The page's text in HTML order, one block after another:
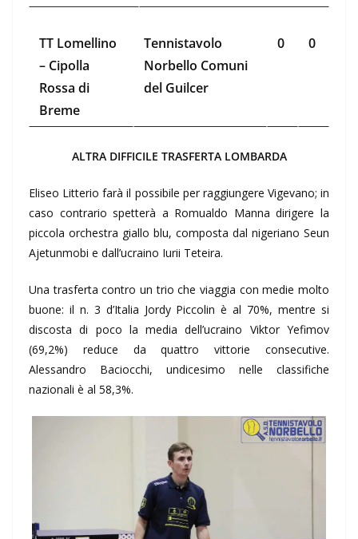
TT Lomellino
– Cipolla
Rossa di
Breme
Tennistavolo
Norbello Comuni
del Guilcer
0 0
ALTRA DIFFICILE TRASFERTA LOMBARDA
Eliseo Litterio farà il possibile per raggiungere Vigevano; in
caso contrario spetterà a Romualdo Manna dirigere la
piccola orchestra giallo blu, composta dal nigeriano Seun
Ajetunmobi e dall’ucraino Iurii Teteira.
Una trasferta contro un trio che viaggia con medie molto
buone: il n. 3 d’Italia Jordy Piccolin è al 70%, mentre si
discosta di poco la media dell’ucraino Viktor Yefimov
(69,2%) reduce da quattro vittorie consecutive.
Alessandro Baciocchi, undicesimo nelle classifiche
nazionali è al 58,3%.